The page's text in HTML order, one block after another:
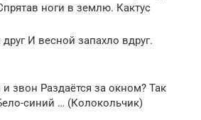
ноги в землю. Кактус
И весной запахло вдруг.
звон Раздаётся за окном? Так
синий … (Колокольчик)